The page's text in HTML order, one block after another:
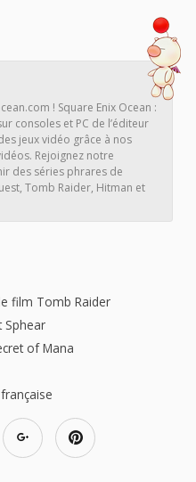
! Square Enix Ocean :
consoles et PC de l’éditeur
jeux vidéo grâce à nos
Rejoignez notre
des séries phrares de
Tomb Raider, Hitman et
film Tomb Raider
Sphear
of Mana